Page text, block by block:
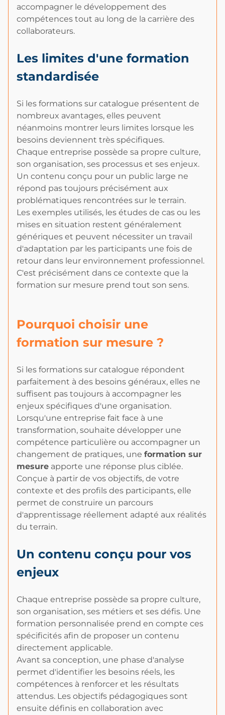
accompagner le développement des
compétences tout au long de la carrière des
collaborateurs.
Les limites d'une formation
standardisée
Si les formations sur catalogue présentent de
nombreux avantages, elles peuvent
néanmoins montrer leurs limites lorsque les
besoins deviennent très spécifiques.
Chaque entreprise possède sa propre culture,
son organisation, ses processus et ses enjeux.
Un contenu conçu pour un public large ne
répond pas toujours précisément aux
problématiques rencontrées sur le terrain.
Les exemples utilisés, les études de cas ou les
mises en situation restent généralement
génériques et peuvent nécessiter un travail
d'adaptation par les participants une fois de
retour dans leur environnement professionnel.
C'est précisément dans ce contexte que la
formation sur mesure prend tout son sens.
Pourquoi choisir une
formation sur mesure ?
Si les formations sur catalogue répondent
parfaitement à des besoins généraux, elles ne
suffisent pas toujours à accompagner les
enjeux spécifiques d'une organisation.
Lorsqu'une entreprise fait face à une
transformation, souhaite développer une
compétence particulière ou accompagner un
changement de pratiques, une formation sur
mesure apporte une réponse plus ciblée.
Conçue à partir de vos objectifs, de votre
contexte et des profils des participants, elle
permet de construire un parcours
d'apprentissage réellement adapté aux réalités
du terrain.
Un contenu conçu pour vos
enjeux
Chaque entreprise possède sa propre culture,
son organisation, ses métiers et ses défis. Une
formation personnalisée prend en compte ces
spécificités afin de proposer un contenu
directement applicable.
Avant sa conception, une phase d'analyse
permet d'identifier les besoins réels, les
compétences à renforcer et les résultats
attendus. Les objectifs pédagogiques sont
ensuite définis en collaboration avec